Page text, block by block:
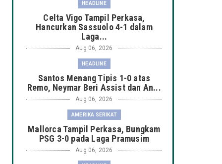
HEADLINE
Celta Vigo Tampil Perkasa,
Hancurkan Sassuolo 4-1 dalam
Laga...
Aug 06, 2026
HEADLINE
Santos Menang Tipis 1-0 atas
Remo, Neymar Beri Assist dan An...
Aug 06, 2026
AMERIKA SERIKAT
Mallorca Tampil Perkasa, Bungkam
PSG 3-0 pada Laga Pramusim
Aug 06, 2026